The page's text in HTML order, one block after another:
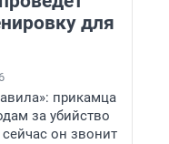
для
6
прикамца
за убийство
он звонит